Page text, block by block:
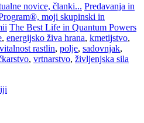
novice, članki... Predavanja in
moji skupinski in
The Best Life in Quantum Powers
, energijsko živa hrana, kmetijstvo,
rastlin, polje, sadovnjak,
, vrtnarstvo, življenjska sila